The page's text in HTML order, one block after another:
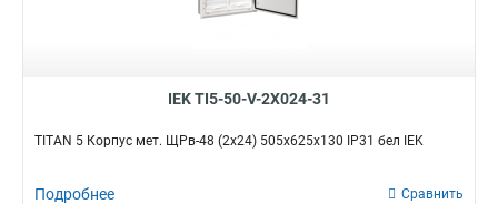
IEK TI5-50-V-2X024-31
TITAN 5 Корпус мет. ЩРв-48 (2х24) 505х625х130 IP31 бел IEK
Подробнее Сравнить